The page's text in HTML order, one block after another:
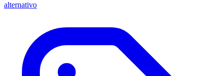
alternativo